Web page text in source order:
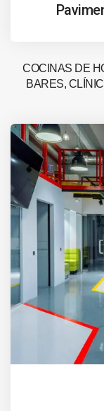
COCINAS DE
BARES,